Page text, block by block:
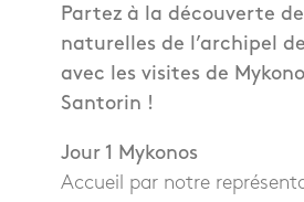
Partez à la découverte
naturelles de l’archipel
avec les visites de
Santorin !
Jour 1 Mykonos
Accueil par notre